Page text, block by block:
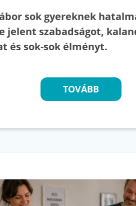
sok gyereknek
jelent szabadságot,
és sok-sok élményt.
TOVÁBB